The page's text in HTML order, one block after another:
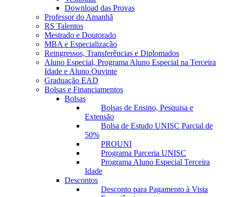
Download das Provas
Professor do Amanhã
RS Talentos
Mestrado e Doutorado
MBA e Especialização
Reingressos, Transferências e Diplomados
Aluno Especial, Programa Aluno Especial na Terceira
Idade e Aluno Ouvinte
Graduação EAD
Bolsas e Financiamentos
Bolsas
Bolsas de Ensino, Pesquisa e
Extensão
Bolsa de Estudo UNISC Parcial de
50%
PROUNI
Programa Parceria UNISC
Programa Aluno Especial Terceira
Idade
Descontos
Desconto para Pagamento à Vista